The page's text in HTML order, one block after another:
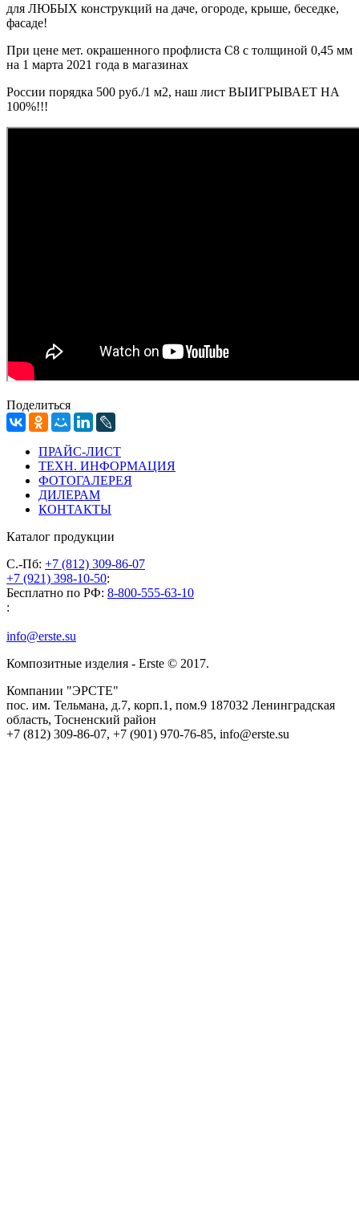
для ЛЮБЫХ конструкций на даче, огороде, крыше, беседке,
фасаде!
При цене мет. окрашенного профлиста С8 с толщиной 0,45 мм
на 1 марта 2021 года в магазинах
России порядка 500 руб./1 м2, наш лист ВЫИГРЫВАЕТ НА
100%!!!
Поделиться
ПРАЙС-ЛИСТ
ТЕХН. ИНФОРМАЦИЯ
ФОТОГАЛЕРЕЯ
ДИЛЕРАМ
КОНТАКТЫ
Каталог продукции
С.-Пб: +7 (812) 309-86-07
+7 (921) 398-10-50:
Бесплатно по РФ: 8-800-555-63-10
:
info@erste.su
Композитные изделия - Erste © 2017.
Компании "ЭРСТЕ"
пос. им. Тельмана, д.7, корп.1, пом.9 187032 Ленинградская
область, Тосненский район
+7 (812) 309-86-07, +7 (901) 970-76-85, info@erste.su